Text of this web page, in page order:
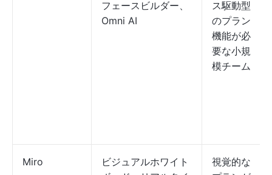
フェースビルダー、
Omni AI
ス駆動型
のプラン
機能が必
要な小規
模チーム
Miro
ビジュアルホワイト
視覚的な